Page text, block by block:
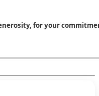
for your commitment